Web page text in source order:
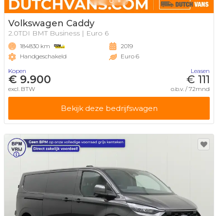
Volkswagen Caddy
2.0TDI BMT Business | Euro 6
184830 km
Handgeschakeld
2019
Euro 6
Kopen
€ 9.900
excl. BTW
Leasen
€ 111
o.b.v. / 72mnd
Bekijk deze bedrijfswagen